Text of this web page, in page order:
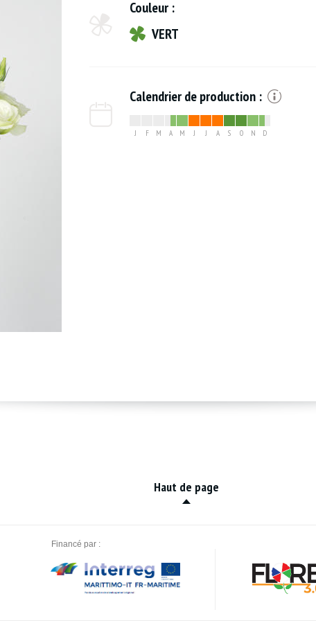
Couleur :
VERT
Calendrier de production :
J F M A M J J A S O N D
Haut de page
Financé par :